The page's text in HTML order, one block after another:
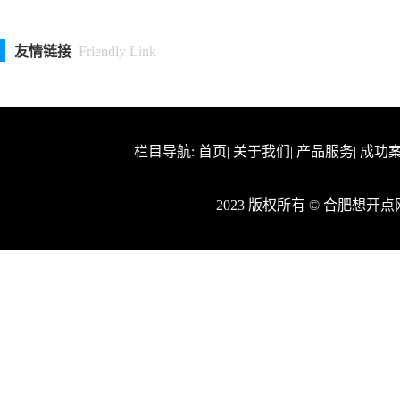
友情链接 Friendly Link
栏目导航: 首页| 关于我们 | 产品服务| 成功
2023 版权所有 © 合肥想开